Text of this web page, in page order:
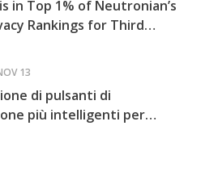
in Top 1% of Neutronian’s
Rankings for Third
13
di pulsanti di
più intelligenti per